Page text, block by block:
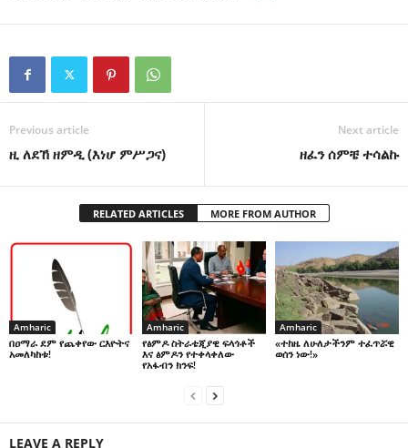
Previous article
ዚ ለደኸ ዘምዲ (እነሆ ምሥጋና)
Next article
ዘፈን ሰምቼ ተሳልኩ
RELATED ARTICLES MORE FROM AUTHOR
Amharic
በዐማራ ደም የጨቀየው ርእዮትና
አመለካከቱ!
Amharic
የፅምዶ ስትራቴጂያዊ ፍላጎቶች
እና ፅምዶን የተቀላቀለው
የአፋብን ክንፍ!
Amharic
«ተከዜ ለሁለታችንም ተፈጥሯዊ
ወሰን ነው!»
LEAVE A REPLY